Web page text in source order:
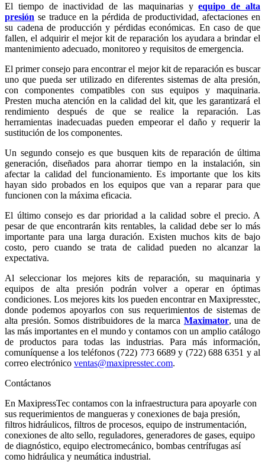
El tiempo de inactividad de las maquinarias yequipo de alta
presión se traduce en la pérdida de productividad, afectaciones en
su cadena de producción y pérdidas económicas. En caso de que
fallen, el adquirir el mejor kit de reparación los ayudara a brindar el
mantenimiento adecuado, monitoreo y requisitos de emergencia.
El primer consejo para encontrar el mejor kit de reparación es buscar
uno que pueda ser utilizado en diferentes sistemas de alta presión,
con componentes compatibles con sus equipos y maquinaria.
Presten mucha atención en la calidad del kit, que les garantizará el
rendimiento después de que se realice la reparación. Las
herramientas inadecuadas pueden empeorar el daño y requerir la
sustitución de los componentes.
Un segundo consejo es que busquen kits de reparación de última
generación, diseñados para ahorrar tiempo en la instalación, sin
afectar la calidad del funcionamiento. Es importante que los kits
hayan sido probados en los equipos que van a reparar para que
funcionen con la máxima eficacia.
El último consejo es dar prioridad a la calidad sobre el precio. A
pesar de que encontrarán kits rentables, la calidad debe ser lo más
importante para una larga duración. Existen muchos kits de bajo
costo, pero cuando se trata de calidad pueden no alcanzar la
expectativa.
Al seleccionar los mejores kits de reparación, su maquinaria y
equipos de alta presión podrán volver a operar en óptimas
condiciones. Los mejores kits los pueden encontrar en Maxipresstec,
donde podemos apoyarlos con sus requerimientos de sistemas de
alta presión. Somos distribuidores de la marca Maximator, una de
las más importantes en el mundo y contamos con un amplio catálogo
de productos para todas las industrias. Para más información,
comuníquense a los teléfonos (722) 773 6689 y (722) 688 6351 y al
correo electrónico ventas@maxipresstec.com.
Contáctanos
En MaxipressTec contamos con la infraestructura para apoyarle con
sus requerimientos de mangueras y conexiones de baja presión,
filtros hidráulicos, filtros de procesos, equipo de instrumentación,
conexiones de alto sello, reguladores, generadores de gases, equipo
de diagnóstico, equipo electromecánico, bombas centrífugas así
como hidráulica y neumática industrial.